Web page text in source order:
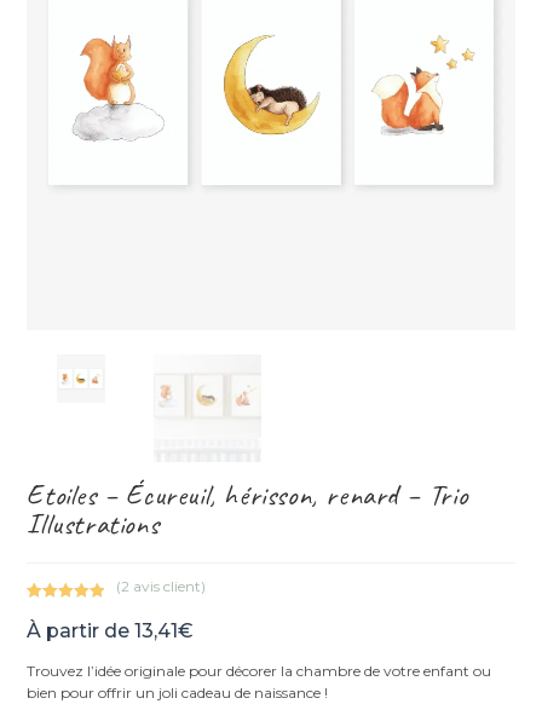
Etoiles – Écureuil, hérisson, renard – Trio
Illustrations
sur 5
notations
(2 avis client)
À partir de13,41€
Trouvez l’idée originale pour décorer la chambre de votre enfant ou
bien pour offrir un joli cadeau de naissance !